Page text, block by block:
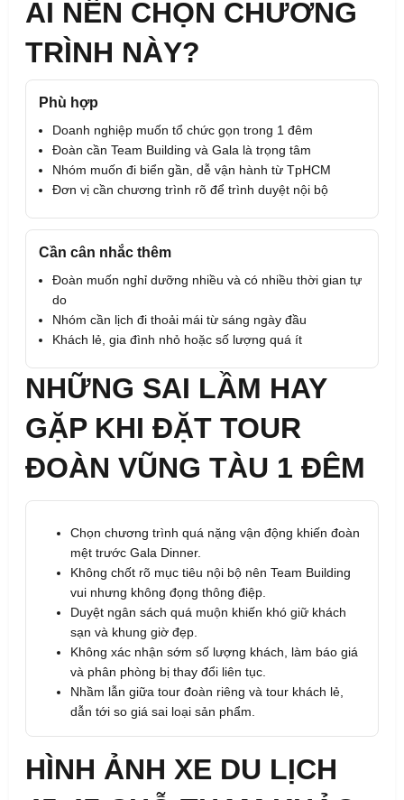
AI NÊN CHỌN CHƯƠNG
TRÌNH NÀY?
Phù hợp
Doanh nghiệp muốn tổ chức gọn trong 1 đêm
Đoàn cần Team Building và Gala là trọng tâm
Nhóm muốn đi biển gần, dễ vận hành từ TpHCM
Đơn vị cần chương trình rõ để trình duyệt nội bộ
Cần cân nhắc thêm
Đoàn muốn nghỉ dưỡng nhiều và có nhiều thời gian tự
do
Nhóm cần lịch đi thoải mái từ sáng ngày đầu
Khách lẻ, gia đình nhỏ hoặc số lượng quá ít
NHỮNG SAI LẦM HAY
GẶP KHI ĐẶT TOUR
ĐOÀN VŨNG TÀU 1 ĐÊM
Chọn chương trình quá nặng vận động khiến đoàn
mệt trước Gala Dinner.
Không chốt rõ mục tiêu nội bộ nên Team Building
vui nhưng không đọng thông điệp.
Duyệt ngân sách quá muộn khiến khó giữ khách
sạn và khung giờ đẹp.
Không xác nhận sớm số lượng khách, làm báo giá
và phân phòng bị thay đổi liên tục.
Nhầm lẫn giữa tour đoàn riêng và tour khách lẻ,
dẫn tới so giá sai loại sản phẩm.
HÌNH ẢNH XE DU LỊCH